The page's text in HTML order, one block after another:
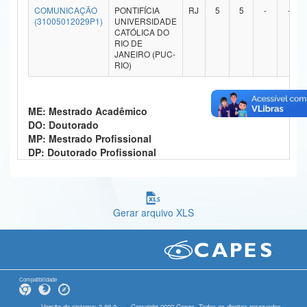
Ministério da Ciência, Tecnologia, Inovações e Comunicações
Controladoria-Geral da União
Ministério da Mulher, da Família e dos Direitos Humanos
Banco Central do Brasil
COMUNICAÇÃO
(31005012029P1)
PONTIFÍCIA
UNIVERSIDADE
CATÓLICA DO
RIO DE
JANEIRO (PUC-
RIO)
RJ 5 5 - -
ME: Mestrado Acadêmico
DO: Doutorado
MP: Mestrado Profissional
DP: Doutorado Profissional
Gerar arquivo XLS
Compatibilidade